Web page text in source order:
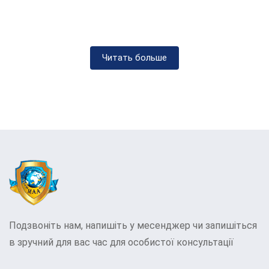
Розбираємось, чому алкоголік починає пити:
усуненням.
Біологічні фактори
схильність та фізіологічні особливості організму,
можуть відігравати значну роль у розвитку
Читать больше
Подзвоніть нам, напишіть у месенджер чи запишіться
в зручний для вас час для особистої консультації